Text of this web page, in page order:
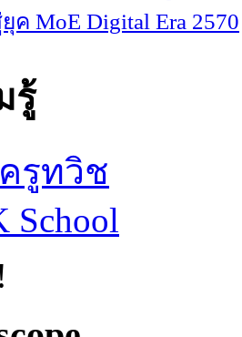
ค MoE Digital Era 2570
รู้
รูทวิช
School